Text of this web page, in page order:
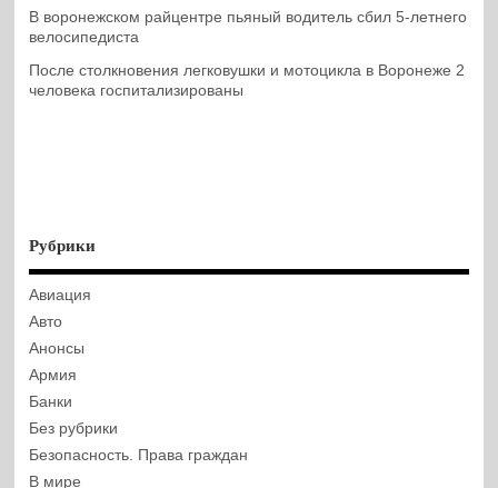
В воронежском райцентре пьяный водитель сбил 5-летнего
велосипедиста
После столкновения легковушки и мотоцикла в Воронеже 2
человека госпитализированы
Рубрики
Авиация
Авто
Анонсы
Армия
Банки
Без рубрики
Безопасность. Права граждан
В мире